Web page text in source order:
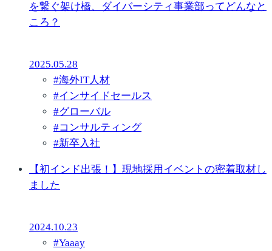
を繋ぐ架け橋、ダイバーシティ事業部ってどんなと
ころ？
2025.05.28
#海外IT人材
#インサイドセールス
#グローバル
#コンサルティング
#新卒入社
【初インド出張！】現地採用イベントの密着取材し
ました
2024.10.23
#Yaaay